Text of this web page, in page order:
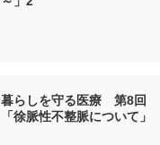
暮らしを守る医療 第8回
「徐脈性不整脈について」